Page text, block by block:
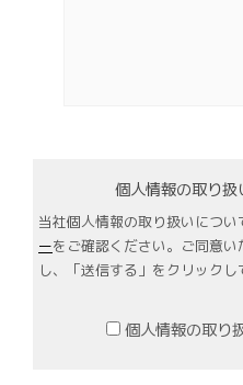
個人情報の取り
当社個人情報の取り扱いについ
ーをご確認ください。ご同意
し、「送信する」をクリックし
個人情報の取り